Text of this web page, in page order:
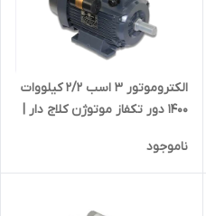
الکتروموتور ۳ اسب 2/2 کیلووات
۱۴۰۰ دور تکفاز موتوژن کلاج دار |
تبریز ایرانی
ناموجود